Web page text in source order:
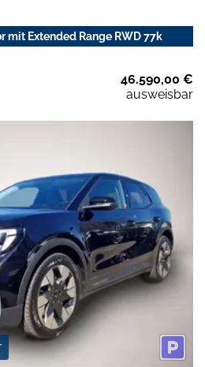
mit Extended Range RWD 77k
46.590,00 €
ausweisbar